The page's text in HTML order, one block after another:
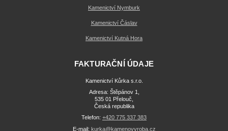
Kamenictví Nymburk
Kamenictví Čáslav
Kamenictví Kutná Hora
FAKTURAČNÍ ÚDAJE
Kamenictví Kůrka s.r.o.
Adresa: Štěpánov 1,
535 01 Přelouč,
Česká republika
Telefon: +420 775 337 383
E-mail: kurka@kamenovyroba.cz